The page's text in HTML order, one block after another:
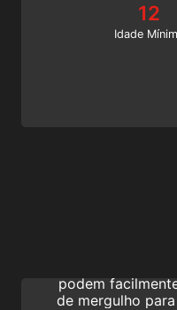
12
Idade
podem
de mergulho